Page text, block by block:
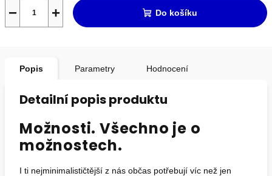
+
− Do košíku
Popis Parametry Hodnocení
Detailní popis produktu
Možnosti. Všechno je o
možnostech.
I ti nejminimalističtější z nás občas potřebují víc než jen